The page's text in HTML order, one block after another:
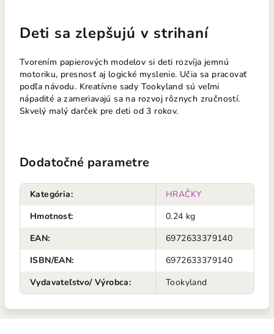
Deti sa zlepšujú v strihaní
Tvorením papierových modelov si deti rozvíja jemnú
motoriku, presnosť aj logické myslenie. Učia sa pracovať
podľa návodu. Kreatívne sady Tookyland sú veľmi
nápadité a zameriavajú sa na rozvoj rôznych zručností.
Skvelý malý darček pre deti od 3 rokov.
Dodatočné parametre
Kategória:
HRAČKY
Hmotnosť:
0.24 kg
EAN:
6972633379140
ISBN/EAN:
6972633379140
Vydavateľstvo/ Výrobca: Tookyland